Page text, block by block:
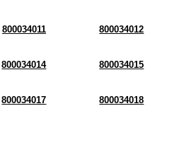
800034011 800034012
800034014 800034015
800034017 800034018